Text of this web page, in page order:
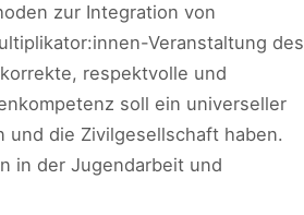
zur Integration von
Veranstaltung des
respektvolle und
soll ein universeller
und die Zivilgesellschaft haben.
in der Jugendarbeit und